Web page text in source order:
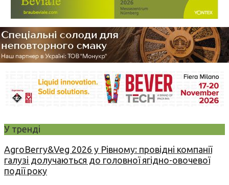
У тренді
AgroBerry&Veg 2026 у Рівному: провідні компанії
галузі долучаються до головної ягідно-овочевої
події року